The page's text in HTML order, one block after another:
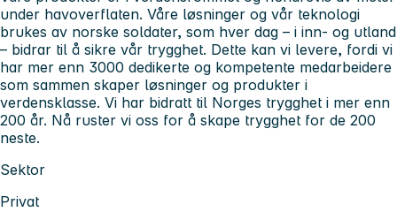
under havoverflaten. Våre løsninger og vår teknologi
brukes av norske soldater, som hver dag – i inn- og utland
– bidrar til å sikre vår trygghet. Dette kan vi levere, fordi vi
har mer enn 3000 dedikerte og kompetente medarbeidere
som sammen skaper løsninger og produkter i
verdensklasse. Vi har bidratt til Norges trygghet i mer enn
200 år. Nå ruster vi oss for å skape trygghet for de 200
neste.
Sektor
Privat